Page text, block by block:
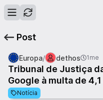
Post
Europa/ dethos 1me
Tribunal de Justiça
Google à multa de
Notícia